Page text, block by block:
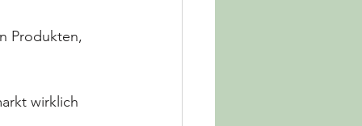
Produkten,
wirklich